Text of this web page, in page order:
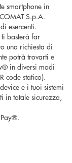
smartphone in
S.p.A.
esercenti.
basterà far
una richiesta di
potrà trovarti e
in diversi modi
code statico).
e i tuoi sistemi
in totale sicurezza,